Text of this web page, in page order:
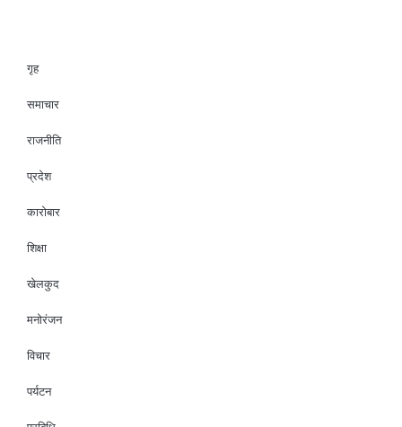
गृह
समाचार
राजनीति
प्रदेश
कारोबार
शिक्षा
खेलकुद
मनोरंजन
विचार
पर्यटन